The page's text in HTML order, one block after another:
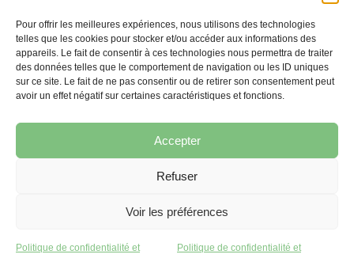
Pour offrir les meilleures expériences, nous utilisons des technologies
telles que les cookies pour stocker et/ou accéder aux informations des
appareils. Le fait de consentir à ces technologies nous permettra de traiter
des données telles que le comportement de navigation ou les ID uniques
sur ce site. Le fait de ne pas consentir ou de retirer son consentement peut
avoir un effet négatif sur certaines caractéristiques et fonctions.
Accepter
Refuser
Voir les préférences
Politique de confidentialité et Politique de confidentialité et
Saint-Germain-En-Laye
Ligne R2-Nord
Tramway T13
20mins à pied du RER A